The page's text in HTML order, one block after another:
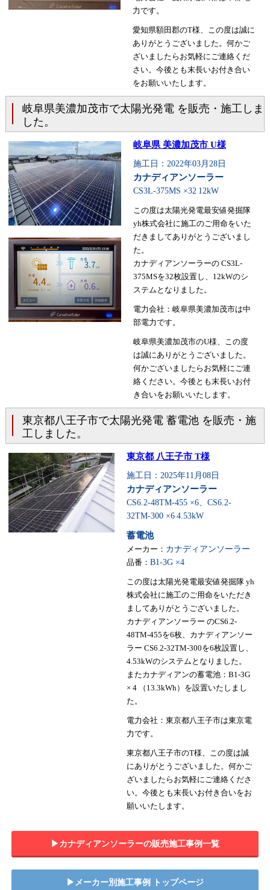
力です。
愛知県額田郡のT様、この度は誠に
ありがとうございました。何かご
ざいましたらお気軽にご連絡くだ
さい。今後とも末長いお付き合い
をお願いいたします。
岐阜県美濃加茂市で太陽光発電 を販売・施工しま
した。
岐阜県 美濃加茂市 U様
施工日：2022年03月28日
カナディアンソーラー
CS3L-375MS ×32 12kW
この度は太陽光発電最安値発掘隊
yh株式会社に施工のご用命をいた
だきましてありがとうございまし
た。
カナディアンソーラーの CS3L-
375MSを32枚設置し、12kWのシ
ステムとなりました。
電力会社：岐阜県美濃加茂市は中
部電力です。
岐阜県美濃加茂市のU様、この度
は誠にありがとうございました。
何かございましたらお気軽にご連
絡ください。今後とも末長いお付
き合いをお願いいたします。
東京都八王子市で太陽光発電 蓄電池 を販売・施
工しました。
東京都 八王子市 T様
施工日：2025年11月08日
カナディアンソーラー
CS6.2-48TM-455 ×6、CS6.2-
32TM-300 ×6 4.53kW
蓄電池
メーカー： カナディアンソーラー
品番： B1-3G ×4
この度は太陽光発電最安値発掘隊 yh
株式会社に施工のご用命をいただき
ましてありがとうございました。
カナディアンソーラー のCS6.2-
48TM-455を6枚、カナディアンソー
ラー CS6.2-32TM-300を6枚設置し、
4.53kWのシステムとなりました。
またカナディアンの蓄電池：B1-3G
× 4 （13.3kWh）を設置いたしまし
た。
電力会社：東京都八王子市は東京電
力です。
東京都八王子市のT様、この度は誠
にありがとうございました。何かご
ざいましたらお気軽にご連絡くださ
い。今後とも末長いお付き合いをお
願いいたします。
▶︎カナディアンソーラーの販売施工事例一覧
▶︎メーカー別施工事例 トップページ